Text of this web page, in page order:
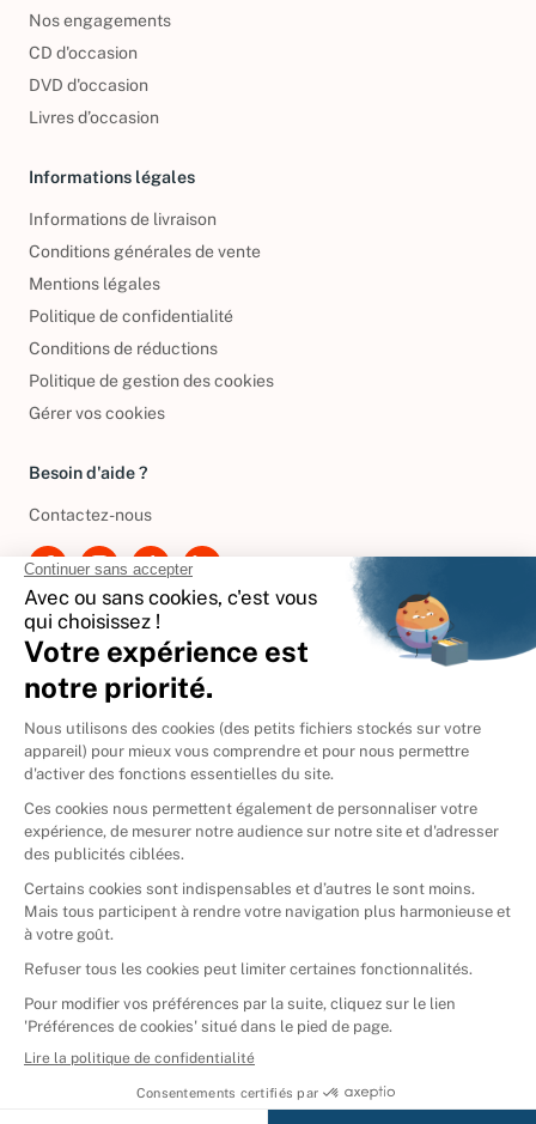
Nos engagements
CD d'occasion
DVD d'occasion
Livres d’occasion
Informations légales
Informations de livraison
Conditions générales de vente
Mentions légales
Politique de confidentialité
Conditions de réductions
Politique de gestion des cookies
Gérer vos cookies
Besoin d'aide ?
Contactez-nous
International
🇪🇸 Espagne
🇩🇪Allemagne
🇮🇹 Italie